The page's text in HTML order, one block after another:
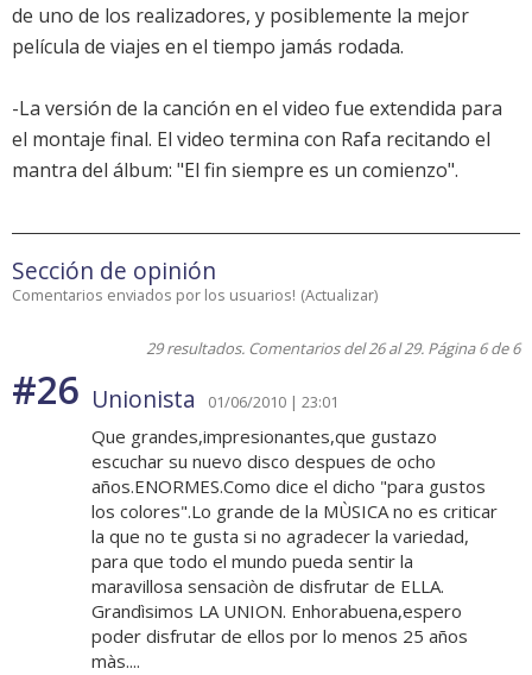
de uno de los realizadores, y posiblemente la mejor
película de viajes en el tiempo jamás rodada.
-La versión de la canción en el video fue extendida para
el montaje final. El video termina con Rafa recitando el
mantra del álbum: "El fin siempre es un comienzo".
Sección de opinión
Comentarios enviados por los usuarios! (Actualizar)
29 resultados. Comentarios del 26 al 29. Página 6 de 6
#26 Unionista 01/06/2010 | 23:01
Que grandes,impresionantes,que gustazo
escuchar su nuevo disco despues de ocho
años.ENORMES.Como dice el dicho "para gustos
los colores".Lo grande de la MÙSICA no es criticar
la que no te gusta si no agradecer la variedad,
para que todo el mundo pueda sentir la
maravillosa sensaciòn de disfrutar de ELLA.
Grandìsimos LA UNION. Enhorabuena,espero
poder disfrutar de ellos por lo menos 25 años
màs....